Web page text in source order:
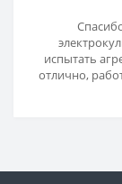
испытать
отлично,